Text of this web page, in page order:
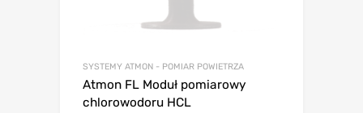
SYSTEMY ATMON - POMIAR POWIETRZA
Atmon FL Moduł pomiarowy
chlorowodoru HCL